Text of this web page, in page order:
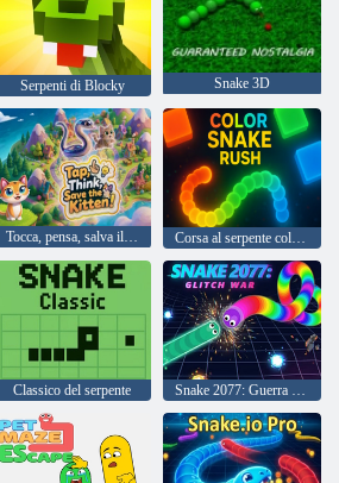
Serpenti di Blocky Snake 3D
Tocca, pensa, salva il gattino! Corsa al serpente colorato
Classico del serpente Snake 2077: Guerra glitch